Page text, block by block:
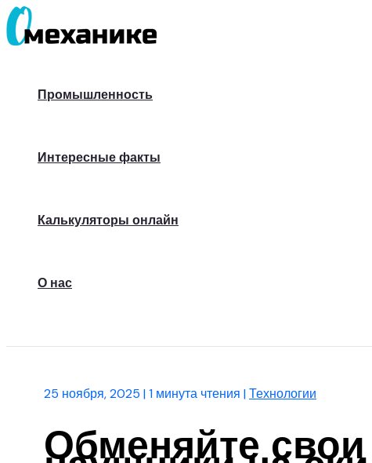
Перейти
к
Промышленность
Интересные факты
Калькуляторы онлайн
О нас
25 ноября, 2025 |1 минута чтения |Технологии
Обменяйте